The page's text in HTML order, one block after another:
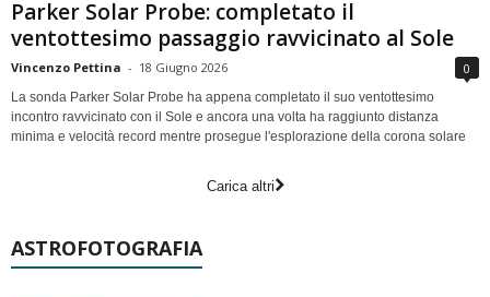
Parker Solar Probe: completato il
ventottesimo passaggio ravvicinato al Sole
Vincenzo Pettina - 18 Giugno 2026 0
La sonda Parker Solar Probe ha appena completato il suo ventottesimo
incontro ravvicinato con il Sole e ancora una volta ha raggiunto distanza
minima e velocità record mentre prosegue l'esplorazione della corona solare
Carica altri
ASTROFOTOGRAFIA